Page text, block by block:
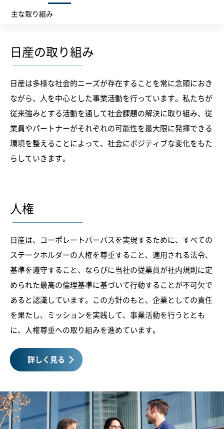
主な取り組み
日産の取り組み
日産は多様な社会的ニーズが存在することを常に念頭におき
ながら、人を中心とした事業活動を行っています。私たちが
従来強みとする活動を通して社会課題の解決に取り組み、従
業員やパートナーがそれぞれの可能性を最大限に発揮できる
環境を整えることによって、社会にポジティブな変化をもた
らしていきます。
人権
日産は、コーポレートパーパスを実現するために、すべての
ステークホルダーの人権を尊重すること、適用される法令、
基準を遵守すること、ならびに当社の従業員が社内規則に定
められた最高の倫理基準に基づいて行動することが不可欠で
あると認識しています。この方針のもと、企業としての責任
を果たし、ミッションを実践して、事業活動を行うととも
に、人権尊重への取り組みを進めています。
詳しく見る